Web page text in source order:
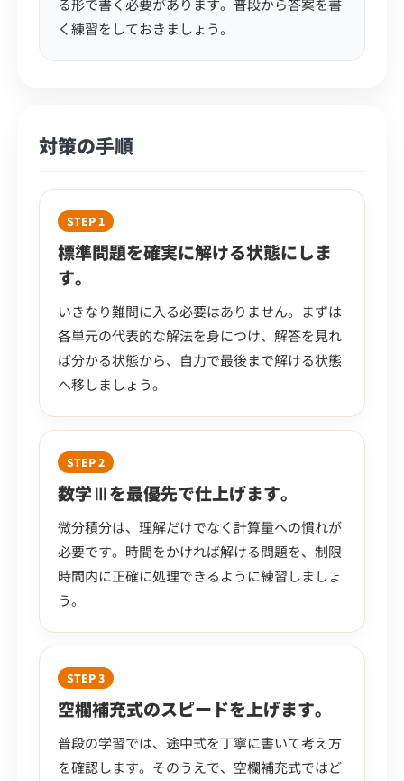
る形で書く必要があります。普段から答案を書
く練習をしておきましょう。
対策の手順
STEP 1
標準問題を確実に解ける状態にしま
す。
いきなり難問に入る必要はありません。まずは
各単元の代表的な解法を身につけ、解答を見れ
ば分かる状態から、自力で最後まで解ける状態
へ移しましょう。
STEP 2
数学Ⅲを最優先で仕上げます。
微分積分は、理解だけでなく計算量への慣れが
必要です。時間をかければ解ける問題を、制限
時間内に正確に処理できるように練習しましょ
う。
STEP 3
空欄補充式のスピードを上げます。
普段の学習では、途中式を丁寧に書いて考え方
を確認します。そのうえで、空欄補充式ではど